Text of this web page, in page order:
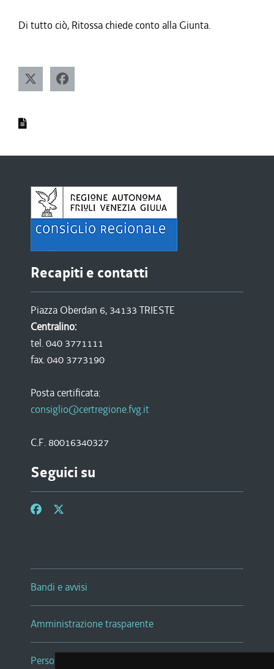
Di tutto ciò, Ritossa chiede conto alla Giunta.
Recapiti e contatti
Piazza Oberdan 6, 34133 TRIESTE
Centralino:
tel. 040 3771111
fax. 040 3773190
Posta certificata:
consiglio@certregione.fvg.it
C.F. 80016340327
Seguici su
Bandi e avvisi
Amministrazione trasparente
Persone e Uffici